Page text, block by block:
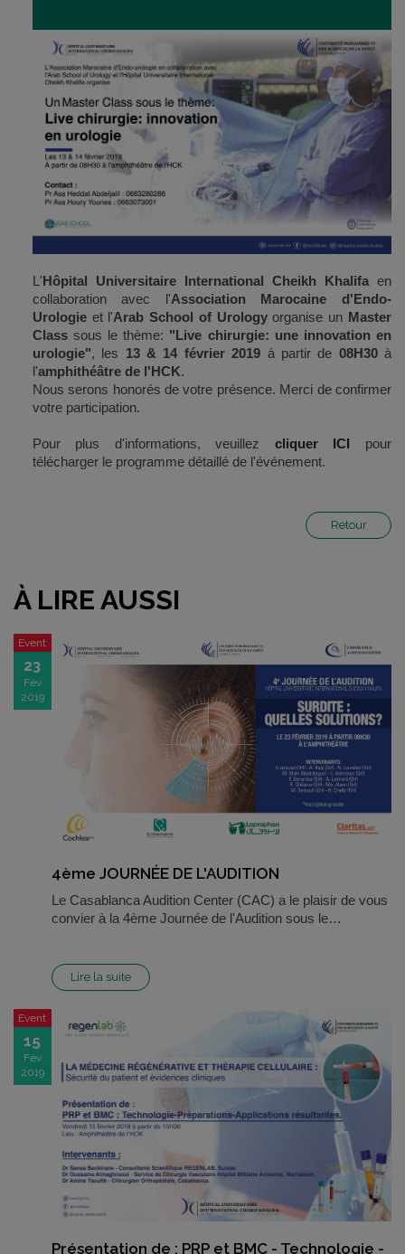
L'Hôpital Universitaire International Cheikh Khalifaen
collaboration avec l'Association Marocaine d'Endo-
Urologieet l'Arab School of Urologyorganise un Master
Classsous le thème: "Live chirurgie: une innovation en
urologie", les 13 & 14 février 2019 à partir de 08H30à
l'amphithéâtre de l'HCK.
Nous serons honorés de votre présence. Merci de confirmer
votre participation.
Pour plus d'informations, veuillez cliquer ICI pour
télécharger le programme détaillé de l'événement.
Retour
À LIRE AUSSI
Event
23
Fév
2019
4ème JOURNÉE DE L'AUDITION
Le Casablanca Audition Center (CAC) a le plaisir de vous
convier à la 4ème Journée de l'Audition sous le…
Lire la suite
Event
15
Fév
2019
Présentation de : PRP et BMC - Technologie -